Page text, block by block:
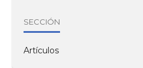
SECCIÓN
Artículos